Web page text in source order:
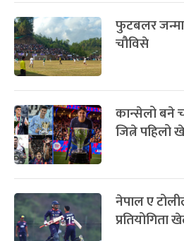
फुटबलर
चौविसे
कान्सेलो बने
जित्ने पहिलो
नेपाल ए
प्रतियोगिता